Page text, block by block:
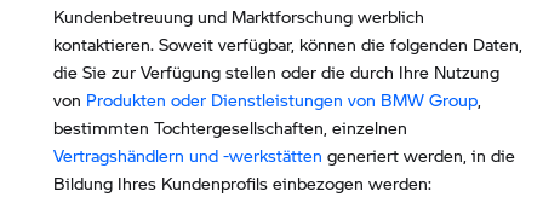
Kundenbetreuung und Marktforschung werblich
kontaktieren. Soweit verfügbar, können die folgenden Daten,
die Sie zur Verfügung stellen oder die durch Ihre Nutzung
von Produkten oder Dienstleistungen von BMW Group,
bestimmten Tochtergesellschaften, einzelnen
Vertragshändlern und -werkstätten generiert werden, in die
Bildung Ihres Kundenprofils einbezogen werden: